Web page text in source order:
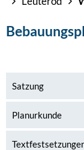
Satzung
Planurkunde